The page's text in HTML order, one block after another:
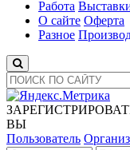
Работа
О сайте Оферта
Разное
ВЫ
Пользователь